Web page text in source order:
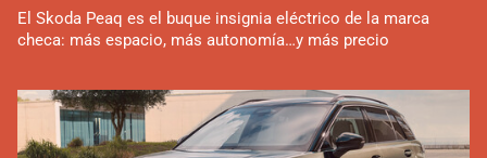
El Skoda Peaq es el buque insignia eléctrico de la marca
checa: más espacio, más autonomía…y más precio